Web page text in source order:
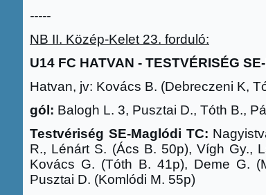
-----
NB II. Közép-Kelet 23. forduló:
U14 FC HATVAN - TESTVÉRISÉG
Hatvan, jv: Kovács B. (Debreczeni K,
gól: Balogh L. 3, Pusztai D., Tóth B.,
Testvériség SE-Maglódi TC:
R., Lénárt S. (Ács B. 50p), Vígh Gy.,
Kovács G. (Tóth B. 41p), Deme G.
Pusztai D. (Komlódi M. 55p)